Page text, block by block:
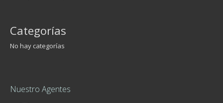
Categorías
No hay categorías
Nuestro Agentes